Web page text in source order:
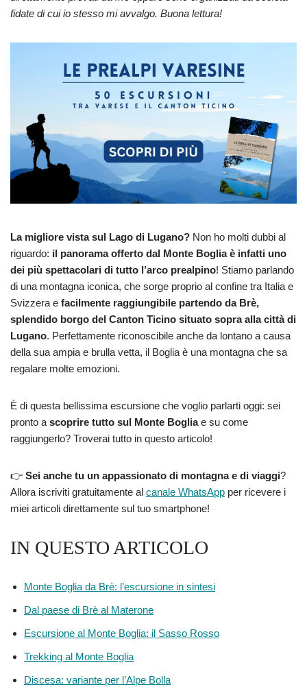
fidate di cui io stesso mi avvalgo. Buona lettura!
La migliore vista sul Lago di Lugano? Non ho molti dubbi al
riguardo: il panorama offerto dal Monte Boglia è infatti uno
dei più spettacolari di tutto l’arco prealpino! Stiamo parlando
di una montagna iconica, che sorge proprio al confine tra Italia e
Svizzera e facilmente raggiungibile partendo da Brè,
splendido borgo del Canton Ticino situato sopra alla città di
Lugano. Perfettamente riconoscibile anche da lontano a causa
della sua ampia e brulla vetta, il Boglia è una montagna che sa
regalare molte emozioni.
È di questa bellissima escursione che voglio parlarti oggi: sei
pronto a scoprire tutto sul Monte Bogliae su come
raggiungerlo? Troverai tutto in questo articolo!
👉 Sei anche tu un appassionato di montagna e di viaggi?
Allora iscriviti gratuitamente al canale WhatsApp per ricevere i
miei articoli direttamente sul tuo smartphone!
IN QUESTO ARTICOLO
Monte Boglia da Brè: l’escursione in sintesi
Dal paese di Brè al Materone
Escursione al Monte Boglia: il Sasso Rosso
Trekking al Monte Boglia
Discesa: variante per l’Alpe Bolla